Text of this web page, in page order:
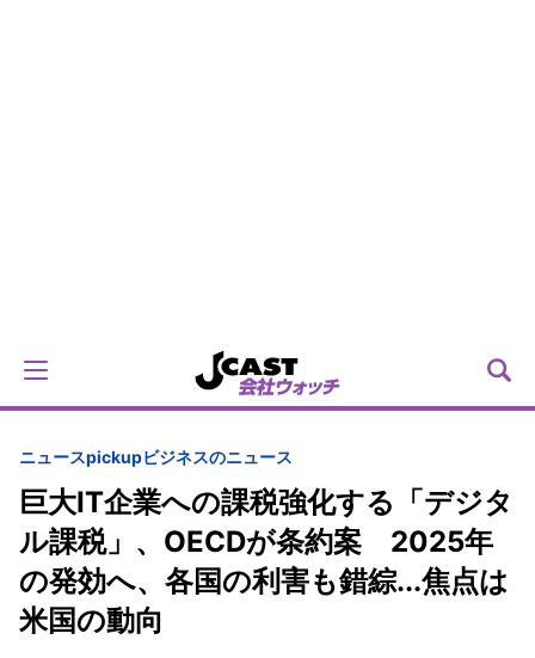
ニュースpickupビジネスのニュース
巨大IT企業への課税強化する「デジタ
ル課税」、OECDが条約案 2025年
の発効へ、各国の利害も錯綜...焦点は
米国の動向